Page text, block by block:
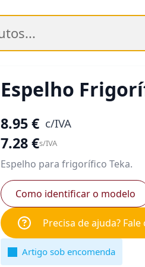
Espelho
8.95€ c/IVA
7.28€s/IVA
Espelho para frigorífico Teka.
Como identificar o modelo
Precisa de ajuda?
Artigo sob encomenda